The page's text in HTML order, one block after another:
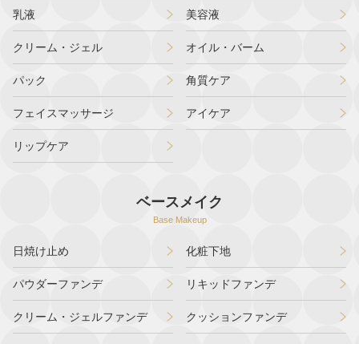
乳液 美容液
クリーム・ジェル オイル・バーム
パック 角質ケア
フェイスマッサージ アイケア
リップケア
ベースメイク
Base Makeup
日焼け止め 化粧下地
パウダーファンデ リキッドファンデ
クリーム・ジェルファンデ クッションファンデ